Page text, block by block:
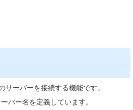
サーバーを接続する機能です。
バー名を定義しています。